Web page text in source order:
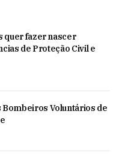
quer fazer nascer
de Proteção Civil e
Voluntários de